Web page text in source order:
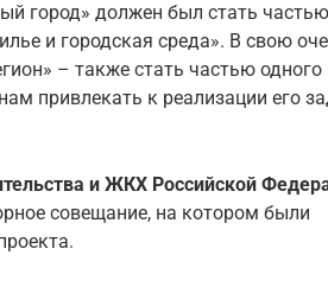
город» должен был стать
и городская среда». В свою
– также стать частью одного
привлекать к реализации его
и ЖКХ Российской
совещание, на котором были